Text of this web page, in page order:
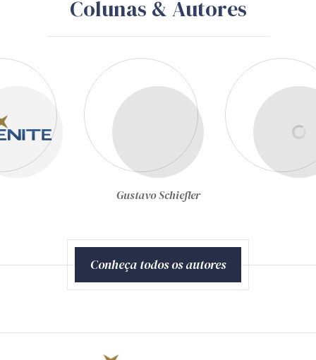
Colunas & Autores
Gustavo Schiefler
Conheça todos os autores